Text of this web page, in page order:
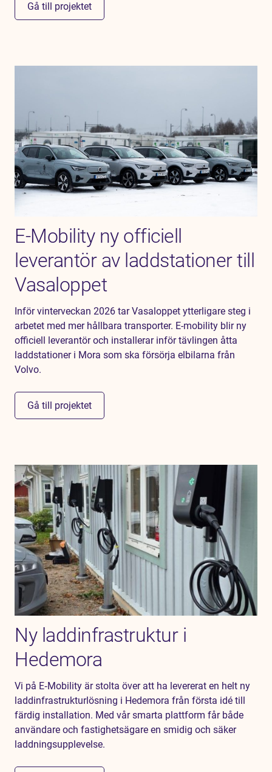
Gå till projektet
E-Mobility ny officiell
leverantör av laddstationer till
Vasaloppet
Inför vinterveckan 2026 tar Vasaloppet ytterligare steg i
arbetet med mer hållbara transporter. E-mobility blir ny
officiell leverantör och installerar inför tävlingen åtta
laddstationer i Mora som ska försörja elbilarna från
Volvo.
Gå till projektet
Ny laddinfrastruktur i
Hedemora
Vi på E‑Mobility är stolta över att ha levererat en helt ny
laddinfrastrukturlösning i Hedemora från första idé till
färdig installation. Med vår smarta plattform får både
användare och fastighetsägare en smidig och säker
laddningsupplevelse.